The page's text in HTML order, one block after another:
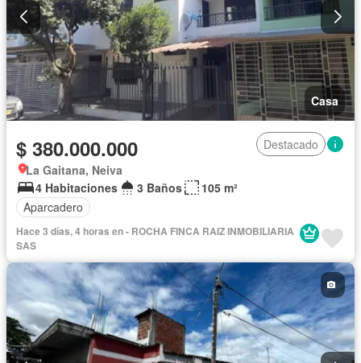
Casa
$ 380.000.000
Destacado
La Gaitana, Neiva
4 Habitaciones
3 Baños
105 m²
Aparcadero
Hace 3 días, 4 horas en - ROCHA FINCA RAIZ INMOBILIARIA
SAS